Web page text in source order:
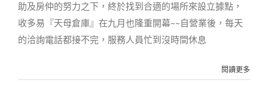
助及房仲的努力之下，終於找到合適的場所來設立據點，
收多易『天母倉庫』在九月也隆重開幕~~自營業後，每天
的洽詢電話都接不完，服務人員忙到沒時間休息
閱讀更多